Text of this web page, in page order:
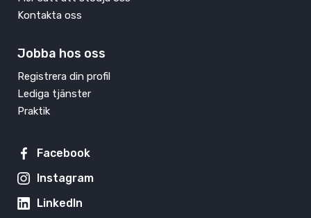
Kontakta oss
Jobba hos oss
Registrera din profil
Lediga tjänster
Praktik
Facebook
Instagram
LinkedIn